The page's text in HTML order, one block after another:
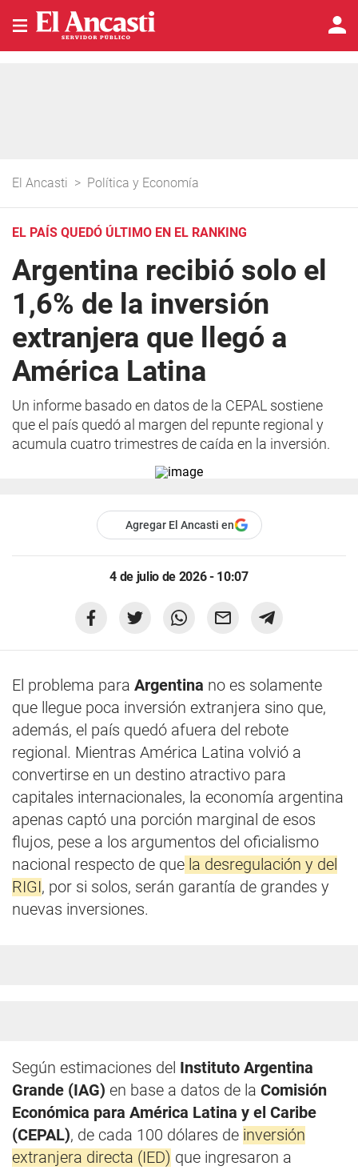
El Ancasti > Política y Economía
EL PAÍS QUEDÓ ÚLTIMO EN EL RANKING
Argentina recibió solo el
1,6% de la inversión
extranjera que llegó a
América Latina
Un informe basado en datos de la CEPAL sostiene
que el país quedó al margen del repunte regional y
acumula cuatro trimestres de caída en la inversión.
Agregar El Ancasti en
4 de julio de 2026 - 10:07
El problema para Argentina no es solamente
que llegue poca inversión extranjera sino que,
además, el país quedó afuera del rebote
regional. Mientras América Latina volvió a
convertirse en un destino atractivo para
capitales internacionales, la economía argentina
apenas captó una porción marginal de esos
flujos, pese a los argumentos del oficialismo
nacional respecto de que la desregulación y del
RIGI, por si solos, serán garantía de grandes y
nuevas inversiones.
Según estimaciones del Instituto Argentina
Grande (IAG) en base a datos de la Comisión
Económica para América Latina y el Caribe
(CEPAL), de cada 100 dólares de inversión
extranjera directa (IED) que ingresaron a